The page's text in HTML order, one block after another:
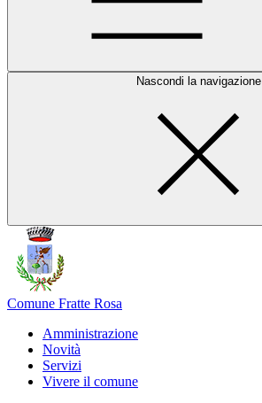
Nascondi la navigazione
Comune Fratte Rosa
Amministrazione
Novità
Servizi
Vivere il comune